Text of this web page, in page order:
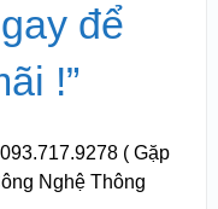
để
!”
( Gặp
Nghệ Thông